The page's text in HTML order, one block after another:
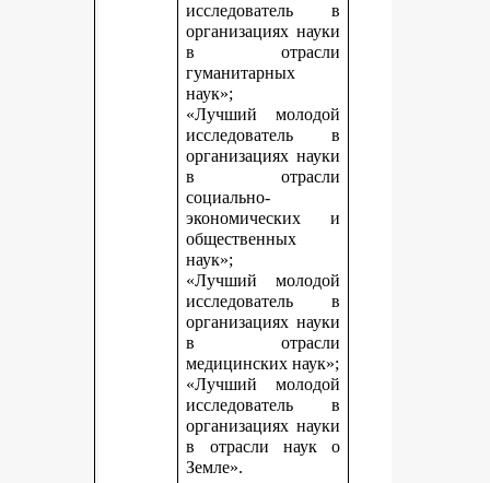
исследователь в
организациях науки
в отрасли
гуманитарных
наук»;
«Лучший молодой
исследователь в
организациях науки
в отрасли
социально-
экономических и
общественных
наук»;
«Лучший молодой
исследователь в
организациях науки
в отрасли
медицинских наук»;
«Лучший молодой
исследователь в
организациях науки
в отрасли наук о
Земле».